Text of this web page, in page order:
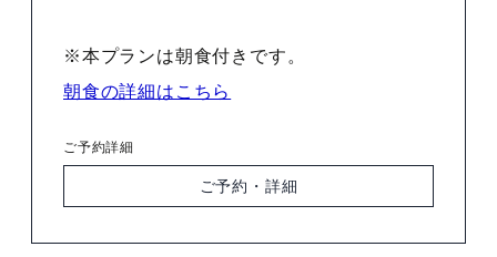
※本プランは朝食付きです。
朝食の詳細はこちら
ご予約詳細
ご予約・詳細